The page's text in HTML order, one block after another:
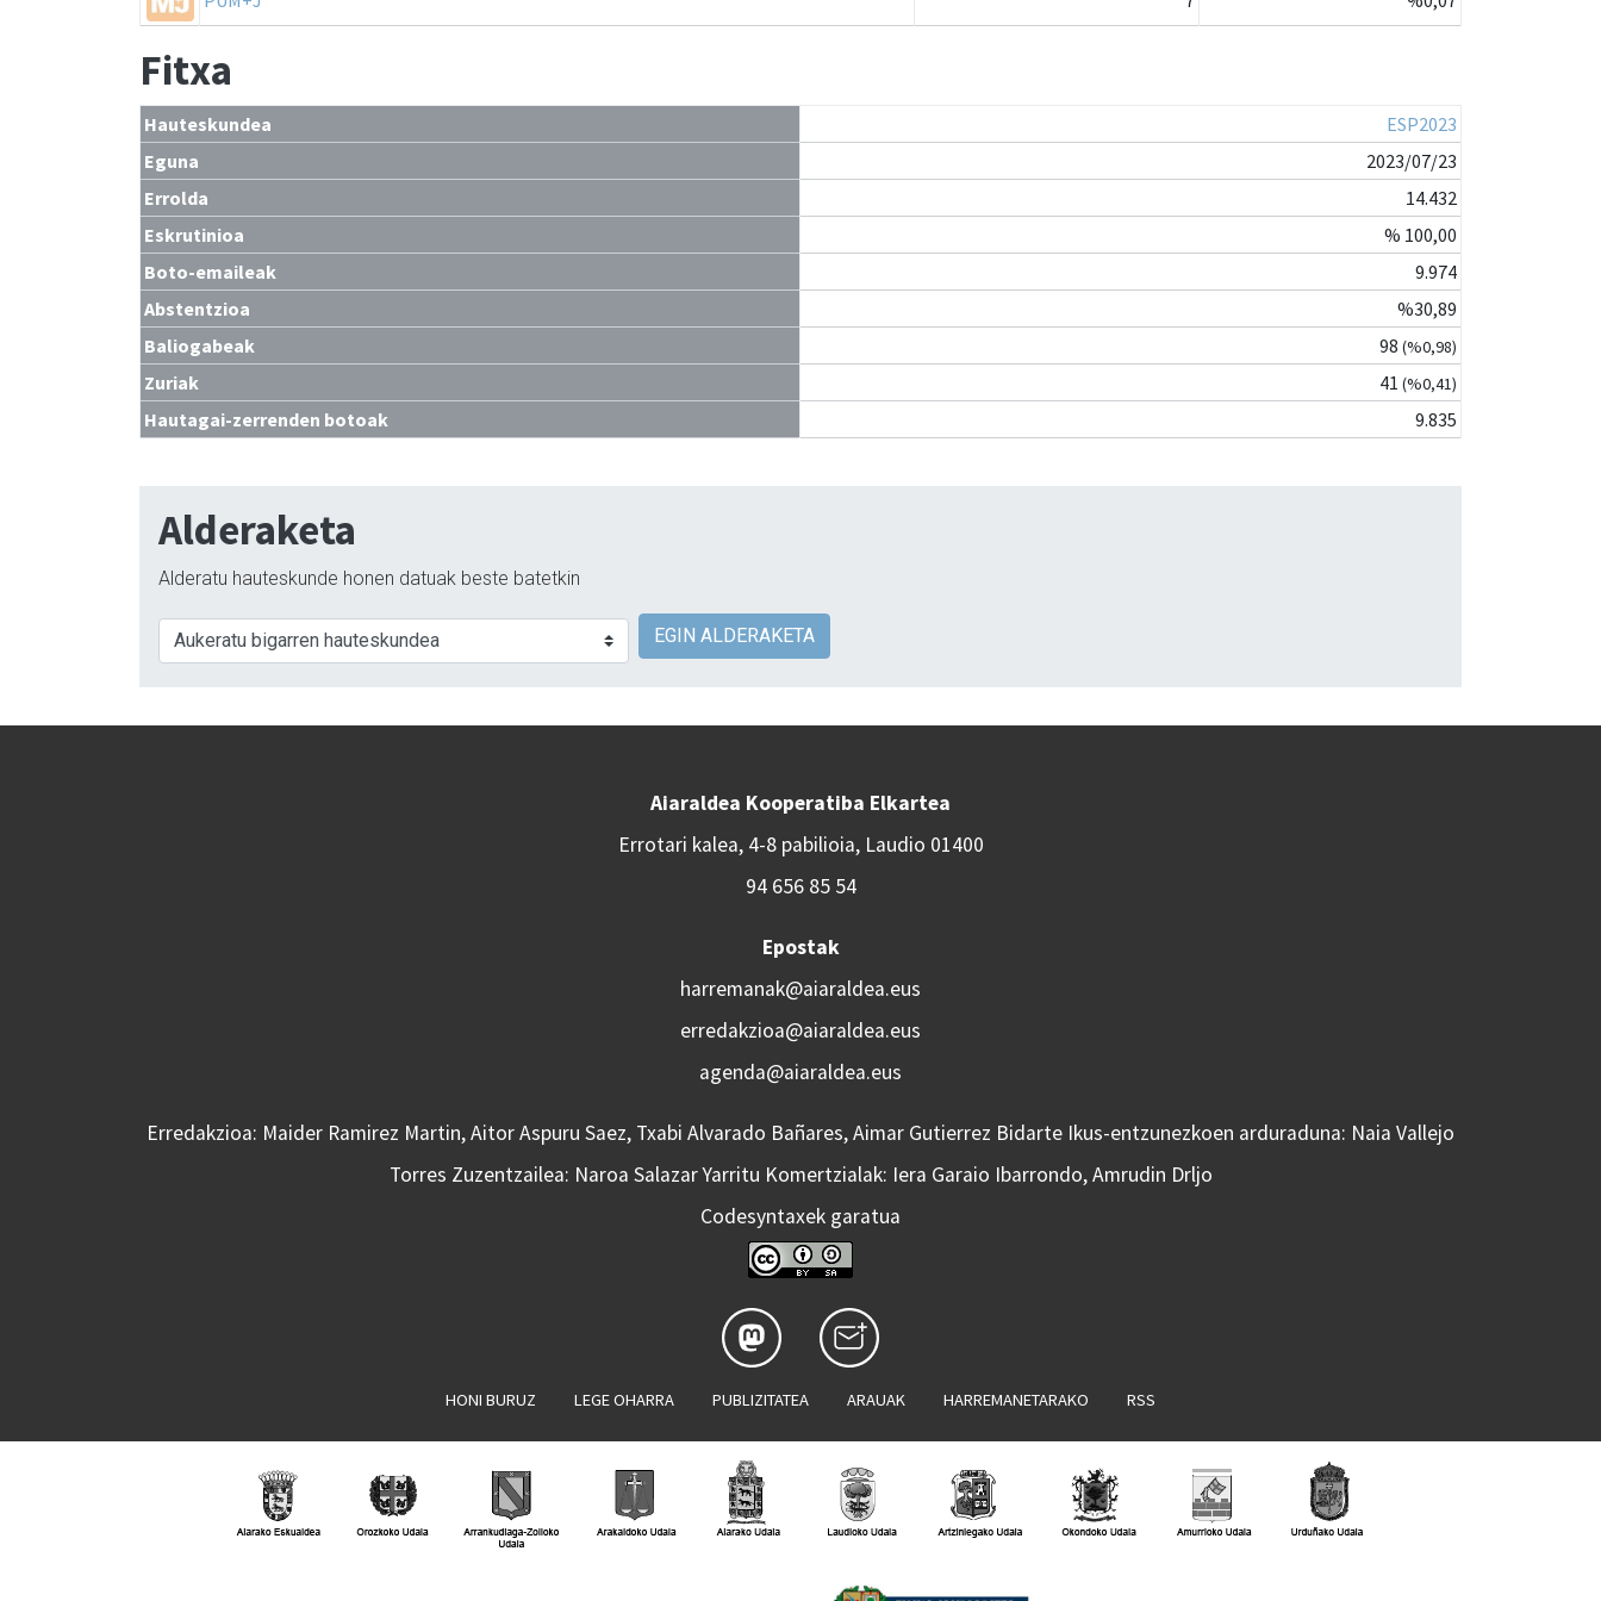
Fitxa
Hauteskundea
ESP2023
Eguna
2023/07/23
Errolda
14.432
Eskrutinioa
% 100,00
Boto-emaileak
9.974
Abstentzioa
%30,89
Baliogabeak
98 (%0,98)
Zuriak 41 (%0,41)
Hautagai-zerrenden botoak 9.835
Alderaketa
Alderatu hauteskunde honen datuak beste batetkin
EGIN ALDERAKETA
Aiaraldea Kooperatiba Elkartea
Errotari kalea, 4-8 pabilioia, Laudio 01400
94 656 85 54
Epostak
harremanak@aiaraldea.eus
erredakzioa@aiaraldea.eus
agenda@aiaraldea.eus
Erredakzioa: Maider Ramirez Martin, Aitor Aspuru Saez, Txabi Alvarado Bañares, Aimar Gutierrez Bidarte Ikus-entzunezkoen arduraduna: Naia Vallejo
Torres Zuzentzailea: Naroa Salazar Yarritu Komertzialak: Iera Garaio Ibarrondo, Amrudin Drljo
Codesyntaxek garatua
HONI BURUZ LEGE OHARRA PUBLIZITATEA ARAUAK HARREMANETARAKO RSS